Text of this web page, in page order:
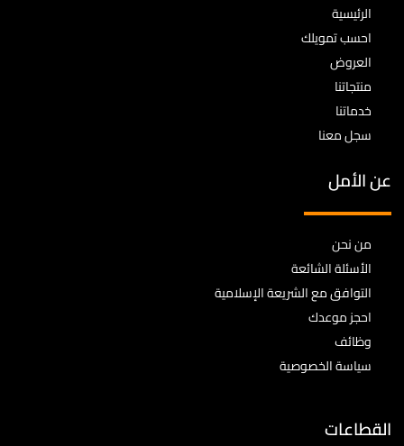
الرئيسية
احسب تمويلك
العروض
منتجاتنا
خدماتنا
سجل معنا
عن الأمل
من نحن
الأسئلة الشائعة
التوافق مع الشريعة الإسلامية
احجز موعدك
وظائف
سياسة الخصوصية
القطاعات